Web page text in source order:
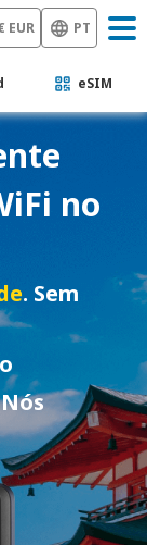
EUR PT
eSIM
no
. Sem